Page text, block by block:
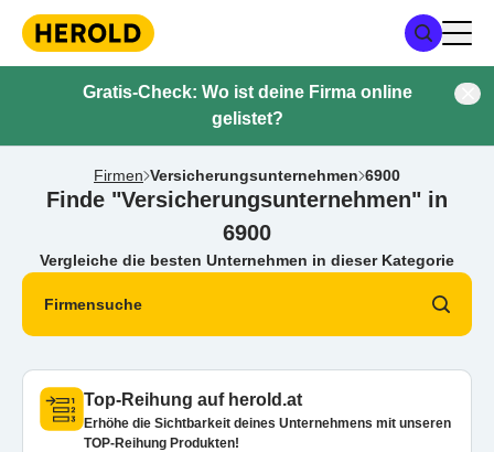
Gratis-Check: Wo ist deine Firma online
gelistet?
Firmen Versicherungsunternehmen 6900
Finde "Versicherungsunternehmen" in
6900
Vergleiche die besten Unternehmen in dieser Kategorie
Firmensuche
Top-Reihung auf herold.at
Erhöhe die Sichtbarkeit deines Unternehmens mit unseren
TOP-Reihung Produkten!